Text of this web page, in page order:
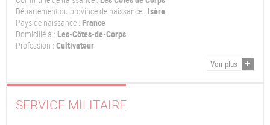
Département ou province de naissance : Isère
Pays de naissance : France
Domicilié à : Les-Côtes-de-Corps
Profession : Cultivateur
Voir plus
SERVICE MILITAIRE